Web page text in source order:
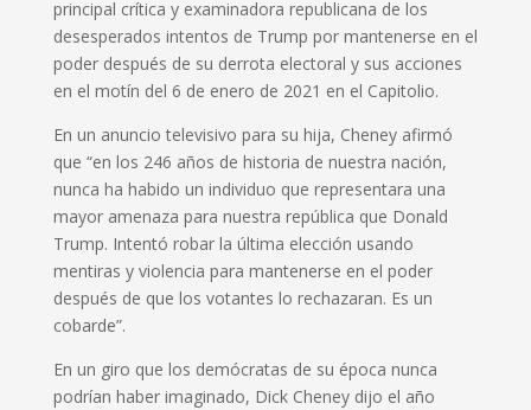
principal crítica y examinadora republicana de los
desesperados intentos de Trump por mantenerse en el
poder después de su derrota electoral y sus acciones
en el motín del 6 de enero de 2021 en el Capitolio.
En un anuncio televisivo para su hija, Cheney afirmó
que “en los 246 años de historia de nuestra nación,
nunca ha habido un individuo que representara una
mayor amenaza para nuestra república que Donald
Trump. Intentó robar la última elección usando
mentiras y violencia para mantenerse en el poder
después de que los votantes lo rechazaran. Es un
cobarde”.
En un giro que los demócratas de su época nunca
podrían haber imaginado, Dick Cheney dijo el año